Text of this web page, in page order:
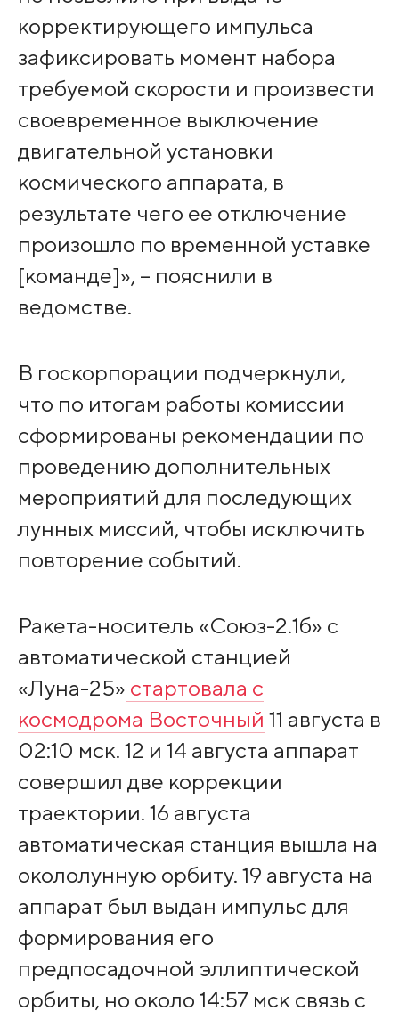
корректирующего импульса
зафиксировать момент набора
требуемой скорости и произвести
своевременное выключение
двигательной установки
космического аппарата, в
результате чего ее отключение
произошло по временной уставке
[команде]», – пояснили в
ведомстве.
В госкорпорации подчеркнули,
что по итогам работы комиссии
сформированы рекомендации по
проведению дополнительных
мероприятий для последующих
лунных миссий, чтобы исключить
повторение событий.
Ракета-носитель «Союз-2.1б» с
автоматической станцией
«Луна-25» стартовала с
космодрома Восточный 11 августа в
02:10 мск. 12 и 14 августа аппарат
совершил две коррекции
траектории. 16 августа
автоматическая станция вышла на
окололунную орбиту. 19 августа на
аппарат был выдан импульс для
формирования его
предпосадочной эллиптической
орбиты, но около 14:57 мск связь с